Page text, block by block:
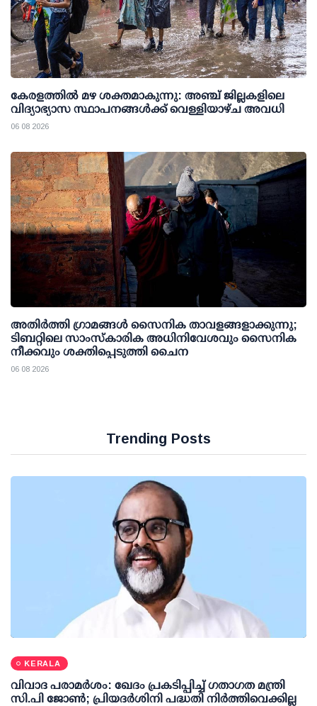
കേരളത്തില്‍ മഴ ശക്തമാകുന്നു: അഞ്ച് ജില്ലകളിലെ
വിദ്യാഭ്യാസ സ്ഥാപനങ്ങള്‍ക്ക് വെള്ളിയാഴ്ച അവധി
06 08 2026
അതിര്‍ത്തി ഗ്രാമങ്ങള്‍ സൈനിക താവളങ്ങളാക്കുന്നു;
ടിബറ്റിലെ സാംസ്‌കാരിക അധിനിവേശവും സൈനിക
നീക്കവും ശക്തിപ്പെടുത്തി ചൈന
06 08 2026
Trending Posts
KERALA
വിവാദ പരാമര്‍ശം: ഖേദം പ്രകടിപ്പിച്ച് ഗതാഗത മന്ത്രി
സി.പി ജോണ്‍; പ്രിയദര്‍ശിനി പദ്ധതി നിര്‍ത്തിവെക്കില്ല